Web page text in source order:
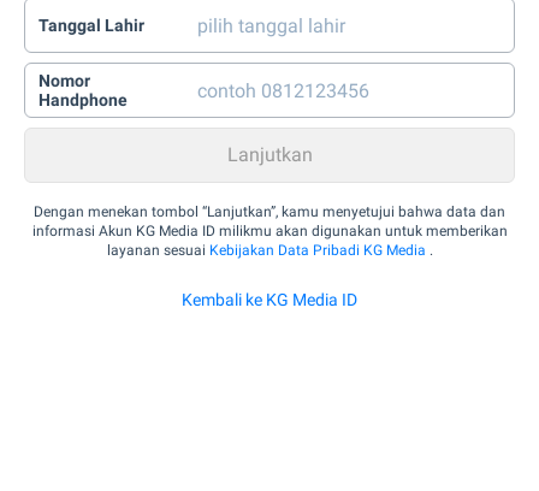
Tanggal Lahir
Nomor
Handphone
Dengan menekan tombol “Lanjutkan”, kamu menyetujui bahwa data dan
informasi Akun KG Media ID milikmu akan digunakan untuk memberikan
layanan sesuai Kebijakan Data Pribadi KG Media .
Kembali ke KG Media ID